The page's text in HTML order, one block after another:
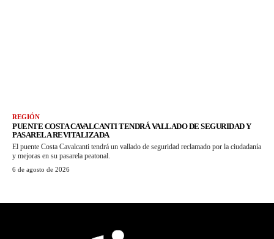
REGIÓN
PUENTE COSTA CAVALCANTI TENDRÁ VALLADO DE SEGURIDAD Y
PASARELA REVITALIZADA
El puente Costa Cavalcanti tendrá un vallado de seguridad reclamado por la ciudadanía
y mejoras en su pasarela peatonal.
6 de agosto de 2026